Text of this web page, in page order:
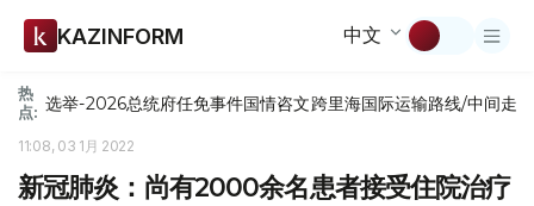
KAZINFORM 中文
热
点: 选举-2026总统府任免事件国情咨文跨里海国际运输路线/中间走廊
11:08, 03 1月 2022
新冠肺炎：尚有2000余名患者接受住院治疗